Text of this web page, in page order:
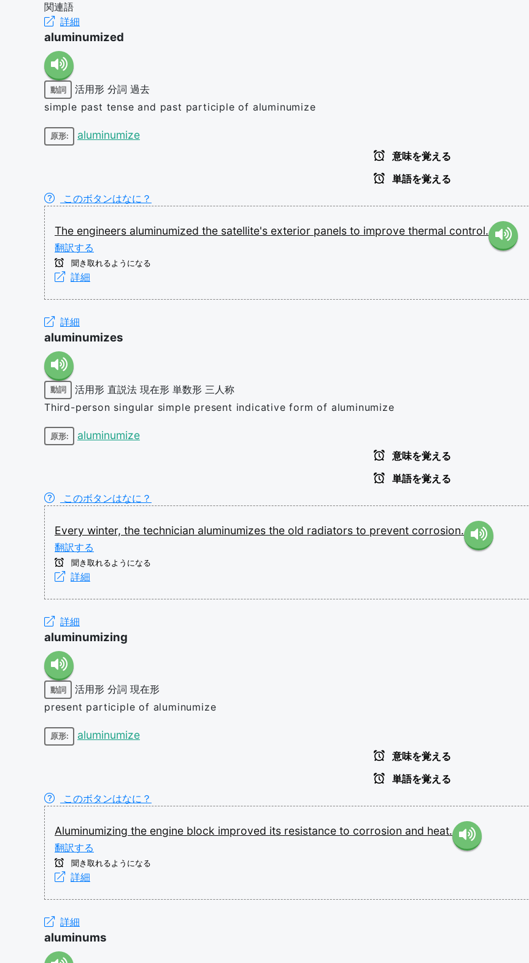
関連語
詳細
aluminumized
動詞 活用形 分詞 過去
simple past tense and past participle of aluminumize
原形: aluminumize
意味を覚える
単語を覚える
このボタンはなに？
The engineers aluminumized the satellite's exterior panels to improve thermal control.
翻訳する
聞き取れるようになる
詳細
詳細
aluminumizes
動詞 活用形 直説法 現在形 単数形 三人称
Third-person singular simple present indicative form of aluminumize
原形: aluminumize
意味を覚える
単語を覚える
このボタンはなに？
Every winter, the technician aluminumizes the old radiators to prevent corrosion.
翻訳する
聞き取れるようになる
詳細
詳細
aluminumizing
動詞 活用形 分詞 現在形
present participle of aluminumize
原形: aluminumize
意味を覚える
単語を覚える
このボタンはなに？
Aluminumizing the engine block improved its resistance to corrosion and heat.
翻訳する
聞き取れるようになる
詳細
詳細
aluminums